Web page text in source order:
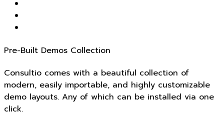
Pre-Built Demos Collection
Consultio comes with a beautiful collection of
modern, easily importable, and highly customizable
demo layouts. Any of which can be installed via one
click.